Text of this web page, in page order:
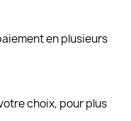
en plusieurs
choix, pour plus